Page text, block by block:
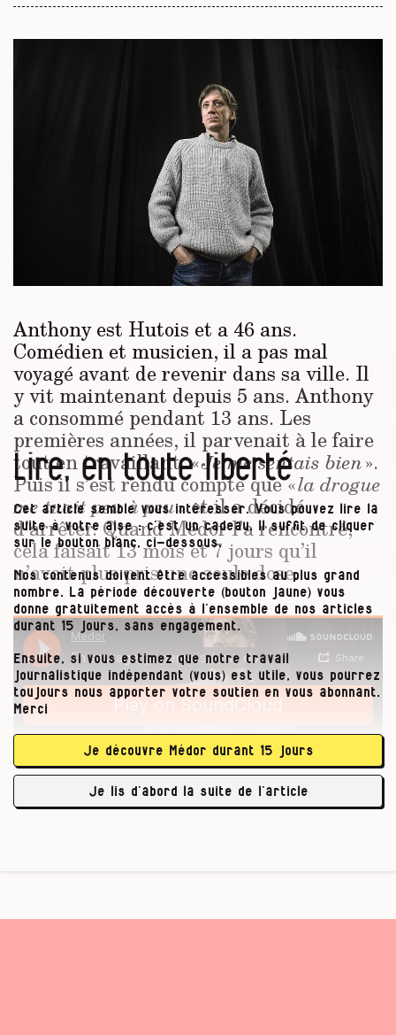
Anthony est Hutois et a 46 ans.
Comédien et musicien, il a pas mal
voyagé avant de revenir dans sa ville. Il
y vit maintenant depuis 5 ans. Anthony
a consommé pendant 13 ans. Les
premières années, il parvenait à le faire
tout en travaillant. «Je me sentais bien».
Puis il s’est rendu compte que «la drogue
me tuait peu à peu» et il a décidé
d’arrêter. Quand Médor l’a rencontré,
cela faisait 13 mois et 7 jours qu’il
n’avait plus pris une seule dose.
Lire, en toute liberté
Cet article semble vous intéresser. Vous pouvez lire la
suite à votre aise : c’est un cadeau. Il suffit de cliquer
sur le bouton blanc, ci-dessous.
Nos contenus doivent être accessibles au plus grand
nombre. La période découverte (bouton jaune) vous
donne gratuitement accès à l’ensemble de nos articles
durant 15 jours, sans engagement.
Ensuite, si vous estimez que notre travail
journalistique indépendant (vous) est utile, vous pourrez
toujours nous apporter votre soutien en vous abonnant.
Merci
Je découvre Médor durant 15 jours
Je lis d’abord la suite de l’article